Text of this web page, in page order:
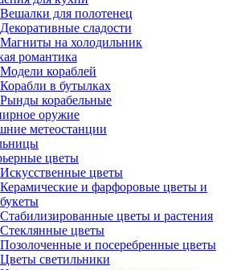
Вешалки для полотенец
Декоративные сладости
Магниты на холодильник
романтика
Модели кораблей
Корабли в бутылках
Рынды корабельные
оружие
метеостанции
цветы
Искусственные цветы
Керамические и фарфоровые цветы и
букеты
Стабилизированные цветы и растения
Стеклянные цветы
Позолоченные и посеребренные цветы
Цветы светильники